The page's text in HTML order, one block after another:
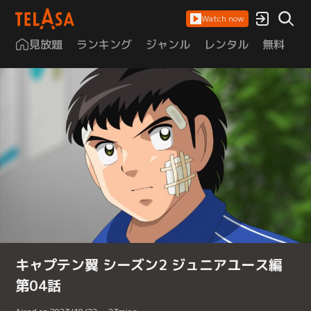
Watch now
見放題 ランキング ジャンル レンタル 無料
キャプテン翼 シーズン2 ジュニアユース編
第04話